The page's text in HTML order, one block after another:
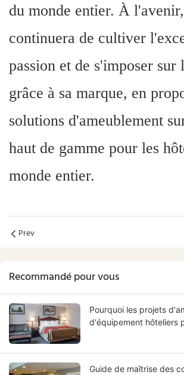
du monde entier. À
continuera de cultiver
passion et de s'imposer sur
grâce à sa marque, en
solutions d'ameublement
haut de gamme pour les
monde entier.
Prev
Recommandé pour vous
Pourquoi les projets
d'équipement hôteliers
Guide de maîtrise des